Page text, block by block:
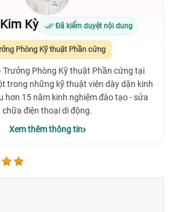
Kỳ Đã kiểm duyệt nội dung
Phòng Kỹ thuật Phần cứng
Trưởng Phòng Kỹ thuật Phần cứng tại
trong những kỹ thuật viên dày dặn kinh
hơn 15 năm kinh nghiệm đào tạo - sửa
chữa điện thoại di động.
Xem thêm thông tin